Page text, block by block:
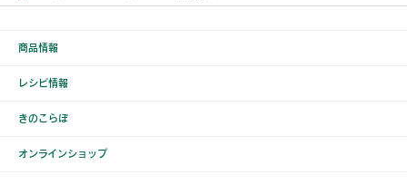
商品情報
レシピ情報
きのこらぼ
オンラインショップ